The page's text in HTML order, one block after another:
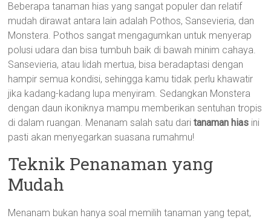
Beberapa tanaman hias yang sangat populer dan relatif
mudah dirawat antara lain adalah Pothos, Sansevieria, dan
Monstera. Pothos sangat mengagumkan untuk menyerap
polusi udara dan bisa tumbuh baik di bawah minim cahaya.
Sansevieria, atau lidah mertua, bisa beradaptasi dengan
hampir semua kondisi, sehingga kamu tidak perlu khawatir
jika kadang-kadang lupa menyiram. Sedangkan Monstera
dengan daun ikoniknya mampu memberikan sentuhan tropis
di dalam ruangan. Menanam salah satu daritanaman hias ini
pasti akan menyegarkan suasana rumahmu!
Teknik Penanaman yang
Mudah
Menanam bukan hanya soal memilih tanaman yang tepat,